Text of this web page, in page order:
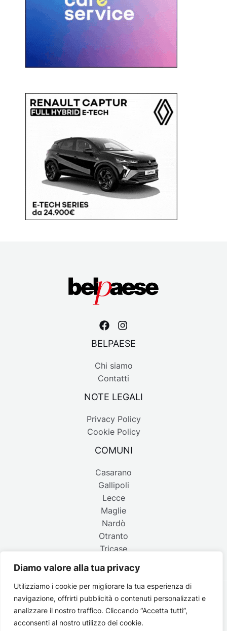
Diamo valore alla tua privacy
Utilizziamo i cookie per migliorare la tua esperienza di
navigazione, offrirti pubblicità o contenuti personalizzati e
analizzare il nostro traffico. Cliccando “Accetta tutti”,
acconsenti al nostro utilizzo dei cookie.
BELPAESE
Chi siamo
Contatti
NOTE LEGALI
Privacy Policy
Cookie Policy
COMUNI
Casarano
Gallipoli
Lecce
Maglie
Nardò
Otranto
Tricase
Copyright © 2026 Belpaese | Periodico d'informazione del
Salento - P.IVA 4637850753 - Testata registrata il 18 gennaio